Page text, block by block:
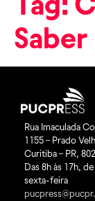
Saber
Rua Imaculada
1155 – Prado
Curitiba – PR,
Das 8h às 17h,
sexta-feira